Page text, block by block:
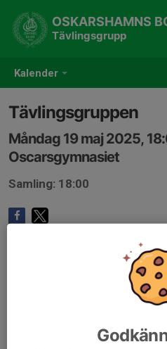
Kalender
OSKARSHAMNS
Tävlingsgrupp
Tävlingsgruppen
Måndag 19 maj 2025,
Oscarsgymnasiet
Samling: 18:00